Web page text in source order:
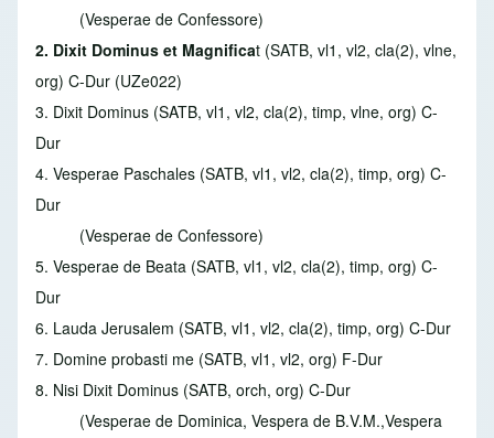
(Vesperae de Confessore)
2. Dixit Dominus et Magnificat (SATB, vl1, vl2, cla(2), vlne,
org) C-Dur (UZe022)
3. Dixit Dominus (SATB, vl1, vl2, cla(2), timp, vlne, org) C-
Dur
4. Vesperae Paschales (SATB, vl1, vl2, cla(2), timp, org) C-
Dur
(Vesperae de Confessore)
5. Vesperae de Beata (SATB, vl1, vl2, cla(2), timp, org) C-
Dur
6. Lauda Jerusalem (SATB, vl1, vl2, cla(2), timp, org) C-Dur
7. Domine probasti me (SATB, vl1, vl2, org) F-Dur
8. Nisi Dixit Dominus (SATB, orch, org) C-Dur
(Vesperae de Dominica, Vespera de B.V.M.,Vespera